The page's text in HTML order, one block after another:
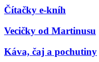
Čítačky e-kníh
Vecičky od Martinusu
Káva, čaj a pochutiny